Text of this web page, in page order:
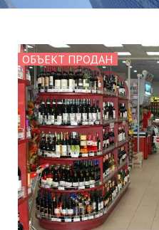
ОБЪЕКТ ПРОДАН